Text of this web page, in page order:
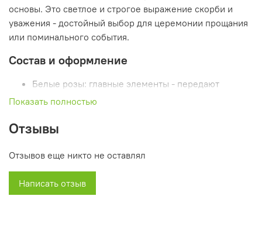
основы. Это светлое и строгое выражение скорби и
уважения - достойный выбор для церемонии прощания
или поминального события.
Состав и оформление
Белые розы: главные элементы - передают
чистоту помыслов и духовную связь;
усиливают светлый акцент воспоминаний;
декоративной зелени - создаёт контраст и
Размер: 180 см - делает венок масштабным и
уместным для любого места прощания.
Показать полностью
Отзывы
Отзывов еще никто не оставлял
Написать отзыв